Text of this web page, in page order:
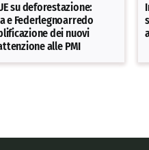
su deforestazione:
e Federlegnoarredo
dei nuovi
alle PMI